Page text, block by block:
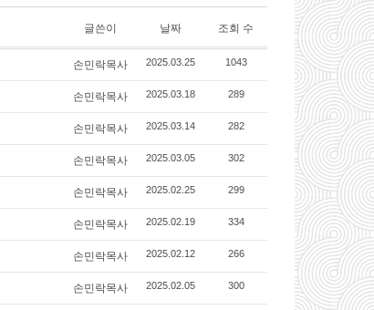
글쓴이 날짜 조회 수
손민락목사 2025.03.25 1043
손민락목사 2025.03.18 289
손민락목사 2025.03.14 282
손민락목사 2025.03.05 302
손민락목사 2025.02.25 299
손민락목사 2025.02.19 334
손민락목사 2025.02.12 266
손민락목사 2025.02.05 300